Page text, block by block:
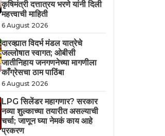
कृषिमंत्री दत्तात्रय भरणे यांनी दिली
महत्त्वाची माहिती
6 August 2026
दारव्ह्यात विदर्भ मंडल यात्रेचे
जल्लोषात स्वागत; ओबीसी
जातीनिहाय जनगणनेच्या मागणीला
काँग्रेसचा ठाम पाठिंबा
6 August 2026
LPG सिलेंडर महागणार? सरकार
नव्या शुल्काच्या तयारीत असल्याची
चर्चा; जाणून घ्या नेमकं काय आहे
प्रकरण